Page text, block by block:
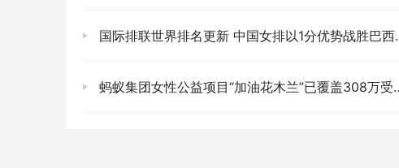
国际排联世界排名更新 中国女排以1分优势战胜巴西女排，排名升至世界第二
蚂蚁集团女性公益项目“加油花木兰”已覆盖308万受益人，保额达到1.4亿